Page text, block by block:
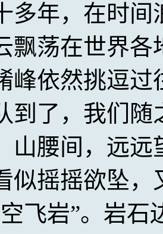
多年，在时
飘荡在世界
峰依然挑逗过
到了，我们
山腰间，远
似摇摇欲坠
飞岩”。岩